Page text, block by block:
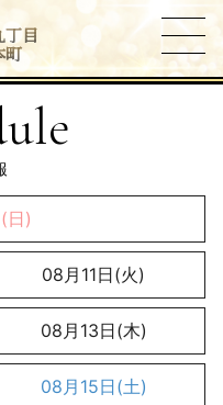
丁目
町
日)
08月11日(火)
08月13日(木)
08月15日(土)